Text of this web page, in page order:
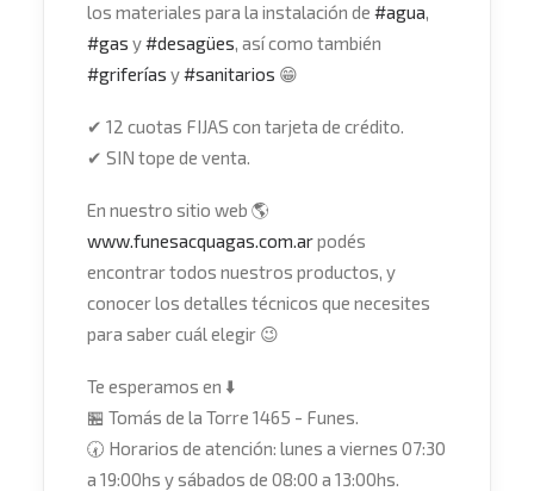
los materiales para la instalación de #agua,
#gas y#desagües, así como también
#griferías y#sanitarios 😁
✔ 12 cuotas FIJAS con tarjeta de crédito.
✔ SIN tope de venta.
En nuestro sitio web 🌎
www.funesacquagas.com.arpodés
encontrar todos nuestros productos, y
conocer los detalles técnicos que necesites
para saber cuál elegir 😉
Te esperamos en ⬇️
🏪 Tomás de la Torre 1465 - Funes.
🕢 Horarios de atención: lunes a viernes 07:30
a 19:00hs y sábados de 08:00 a 13:00hs.